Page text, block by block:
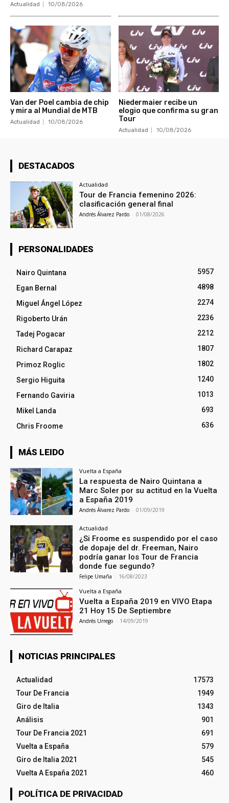
Actualidad 10/08/2026
Van der Poel cambia de chip
y mira al Mundial de MTB
Actualidad 10/08/2026
Niedermaier recibe un
elogio que confirma su gran
Tour
Actualidad 10/08/2026
DESTACADOS
Actualidad
Tour de Francia femenino 2026:
clasificación general final
Andrés Álvarez Pardo - 01/08/2026
PERSONALIDADES
Nairo Quintana
5957
Egan Bernal
4898
Miguel Ángel López
2274
Rigoberto Urán
2236
Tadej Pogacar
2212
Richard Carapaz
1807
Primoz Roglic
1802
Sergio Higuita
1240
Fernando Gaviria
1013
Mikel Landa
693
Chris Froome
636
MÁS LEIDO
Vuelta a España
La respuesta de Nairo Quintana a
Marc Soler por su actitud en la Vuelta
a España 2019
Andrés Álvarez Pardo - 01/09/2019
Actualidad
¿Si Froome es suspendido por el caso
de dopaje del dr. Freeman, Nairo
podría ganar los Tour de Francia
donde fue segundo?
Felipe Umaña - 16/08/2023
Vuelta a España
Vuelta a España 2019 en VIVO Etapa
21 Hoy 15 De Septiembre
Andrés Urrego - 14/09/2019
NOTICIAS PRINCIPALES
Actualidad
17573
Tour De Francia
1949
Giro de Italia
1343
Análisis
901
Tour De Francia 2021
691
Vuelta a España
579
Giro de Italia 2021
545
Vuelta A España 2021
460
POLÍTICA DE PRIVACIDAD